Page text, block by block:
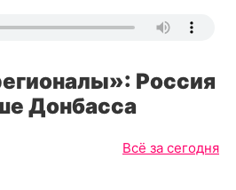
Россия
Донбасса
Всё за сегодня